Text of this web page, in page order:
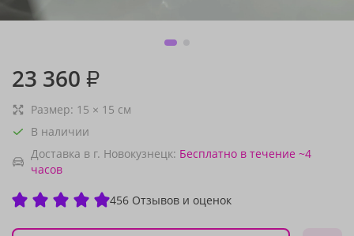
23 360 ₽
Размер: 15 × 15 см
В наличии
Доставка в г. Новокузнецк: Бесплатно в течение ~4
часов
456 Отзывов и оценок